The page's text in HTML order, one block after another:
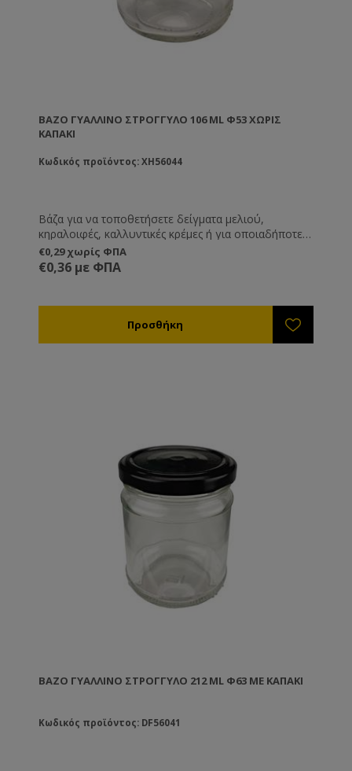
ΒΆΖΟ ΓΥΆΛΛΙΝΟ ΣΤΡΟΓΓΥΛΌ 106 ML Φ53 ΧΩΡΊΣ
ΚΑΠΆΚΙ
Κωδικός προϊόντος: XH56044
Βάζα για να τοποθετήσετε δείγματα μελιού,
κηραλοιφές, καλλυντικές κρέμες ή για οποιαδήποτε
άλλη χρήση εσείς επιθυμείτε.
€0,29 χωρίς ΦΠΑ
€0,36 με ΦΠΑ
ΒΆΖΟ ΓΥΆΛΛΙΝΟ ΣΤΡΟΓΓΥΛΌ 212 ML Φ63 ΜΕ ΚΑΠΑΚΙ
Κωδικός προϊόντος: DF56041